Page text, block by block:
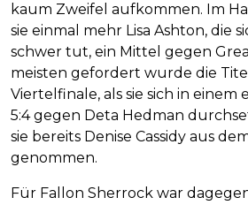
kaum Zweifel aufkommen. Im
sie einmal mehr Lisa Ashton, die
schwer tut, ein Mittel gegen
meisten gefordert wurde die
Viertelfinale, als sie sich in einem
5:4 gegen Deta Hedman
sie bereits Denise Cassidy aus
genommen.
Für Fallon Sherrock war